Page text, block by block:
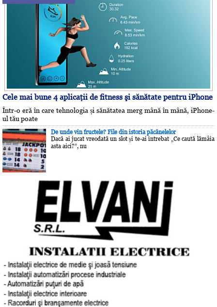
Cele mai bune 4 aplicaţii de fitness şi sănătate pentru iPhone
Într-o eră în care tehnologia și sănătatea merg mână în mână, iPhone-
ul tău poate
De unde vin fructele? File din istoria păcănelelor
Dacă ai jucat vreodată un slot și te-ai întrebat „Ce caută lămâia
asta aici?”, nu